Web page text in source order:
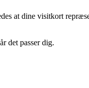
at dine visitkort
det passer dig.